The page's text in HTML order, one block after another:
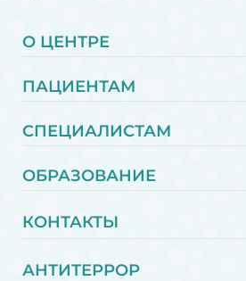
О ЦЕНТРЕ
ПАЦИЕНТАМ
СПЕЦИАЛИСТАМ
ОБРАЗОВАНИЕ
КОНТАКТЫ
АНТИТЕРРОР